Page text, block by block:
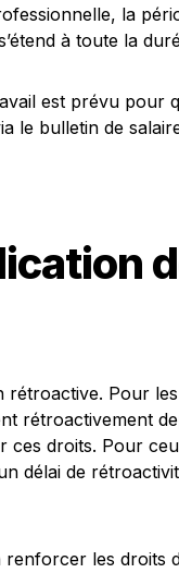
la
à toute la
est prévu pour
le bulletin de
Pour
rétroactivement
ces droits. Pour
délai de
les droits